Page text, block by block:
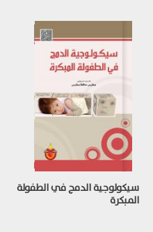
سيكولوجية الدمج في الطفولة
المبكرة